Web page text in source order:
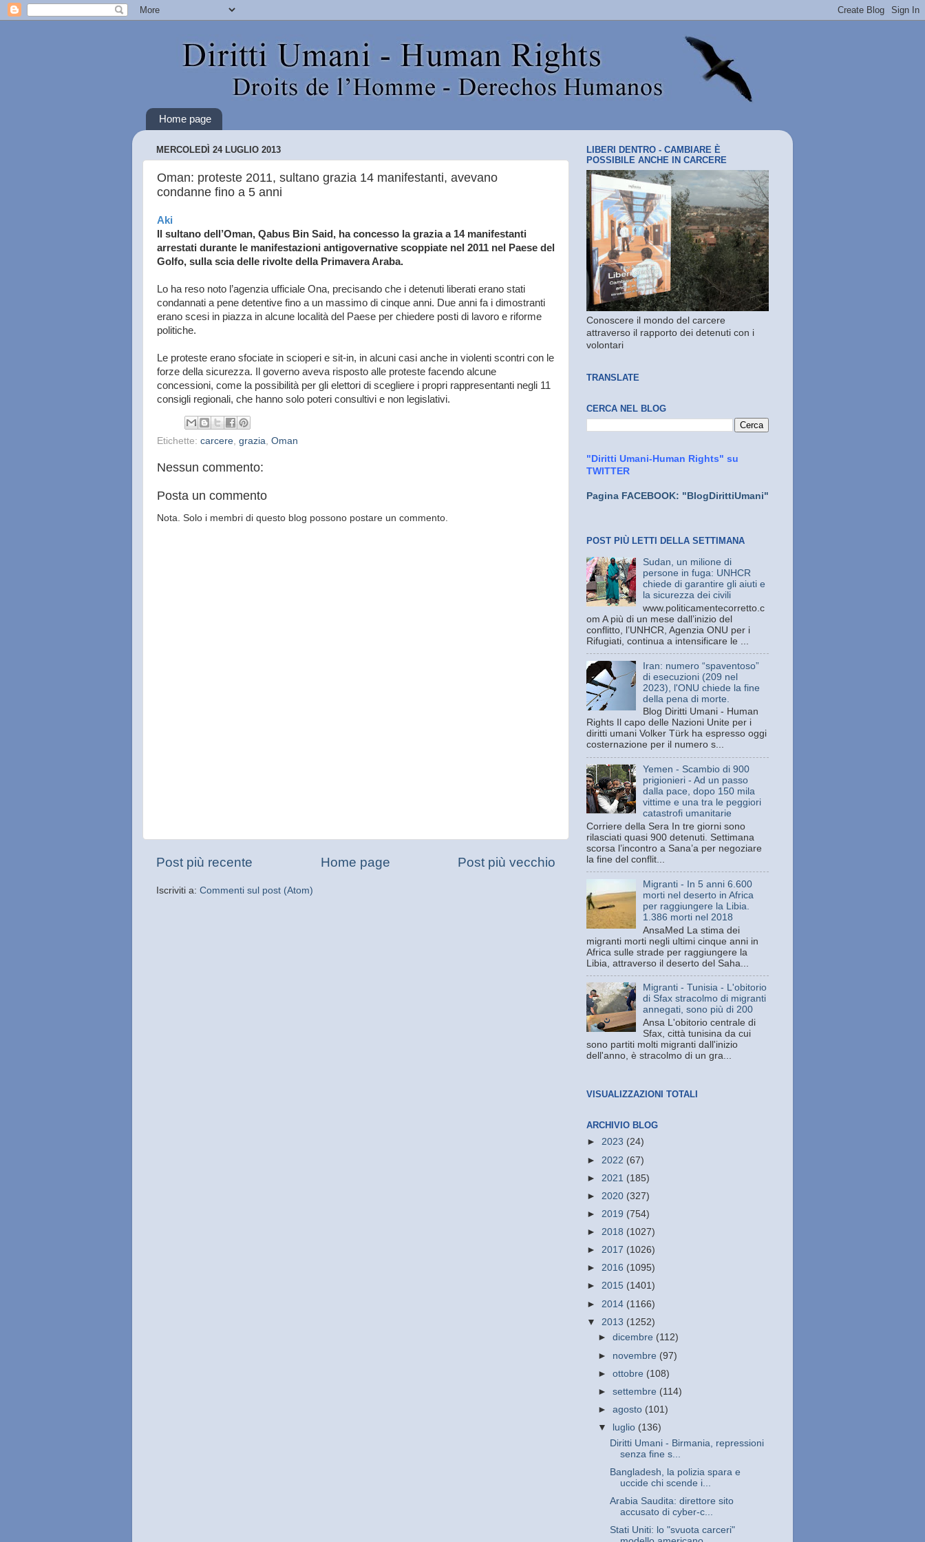
Home page
MERCOLEDÌ 24 LUGLIO 2013
Oman: proteste 2011, sultano grazia 14 manifestanti, avevano
condanne fino a 5 anni
Aki
Il sultano dell’Oman, Qabus Bin Said, ha concesso la grazia a 14 manifestanti
arrestati durante le manifestazioni antigovernative scoppiate nel 2011 nel Paese del
Golfo, sulla scia delle rivolte della Primavera Araba.
Lo ha reso noto l’agenzia ufficiale Ona, precisando che i detenuti liberati erano stati
condannati a pene detentive fino a un massimo di cinque anni. Due anni fa i dimostranti
erano scesi in piazza in alcune località del Paese per chiedere posti di lavoro e riforme
politiche.
Le proteste erano sfociate in scioperi e sit-in, in alcuni casi anche in violenti scontri con le
forze della sicurezza. Il governo aveva risposto alle proteste facendo alcune
concessioni, come la possibilità per gli elettori di scegliere i propri rappresentanti negli 11
consigli regionali, che hanno solo poteri consultivi e non legislativi.
Etichette: carcere grazia Oman
Nessun commento:
Posta un commento
Nota. Solo i membri di questo blog possono postare un commento.
Post più recente Post più vecchio
Home page
Iscriviti a: Commenti sul post (Atom)
LIBERI DENTRO - CAMBIARE È
POSSIBILE ANCHE IN CARCERE
Conoscere il mondo del carcere
attraverso il rapporto dei detenuti con i
volontari
TRANSLATE
CERCA NEL BLOG
"Diritti Umani-Human Rights" su
TWITTER
Pagina FACEBOOK: "BlogDirittiUmani"
POST PIÙ LETTI DELLA SETTIMANA
Sudan, un milione di
persone in fuga: UNHCR
chiede di garantire gli aiuti e
la sicurezza dei civili
www.politicamentecorretto.c
om A più di un mese dall’inizio del
conflitto, l’UNHCR, Agenzia ONU per i
Rifugiati, continua a intensificare le ...
Iran: numero “spaventoso”
di esecuzioni (209 nel
2023), l'ONU chiede la fine
della pena di morte.
Blog Diritti Umani - Human
Rights Il capo delle Nazioni Unite per i
diritti umani Volker Türk ha espresso oggi
costernazione per il numero s...
Yemen - Scambio di 900
prigionieri - Ad un passo
dalla pace, dopo 150 mila
vittime e una tra le peggiori
catastrofi umanitarie
Corriere della Sera In tre giorni sono
rilasciati quasi 900 detenuti. Settimana
scorsa l’incontro a Sana’a per negoziare
la fine del conflit...
Migranti - In 5 anni 6.600
morti nel deserto in Africa
per raggiungere la Libia.
1.386 morti nel 2018
AnsaMed La stima dei
migranti morti negli ultimi cinque anni in
Africa sulle strade per raggiungere la
Libia, attraverso il deserto del Saha...
Migranti - Tunisia - L'obitorio
di Sfax stracolmo di migranti
annegati, sono più di 200
Ansa L'obitorio centrale di
Sfax, città tunisina da cui
sono partiti molti migranti dall'inizio
dell'anno, è stracolmo di un gra...
VISUALIZZAZIONI TOTALI
ARCHIVIO BLOG
► 2023 (24)
► 2022 (67)
► 2021 (185)
► 2020 (327)
► 2019 (754)
► 2018 (1027)
► 2017 (1026)
► 2016 (1095)
► 2015 (1401)
► 2014 (1166)
▼ 2013 (1252)
►dicembre (112)
► novembre (97)
►ottobre (108)
►settembre (114)
►agosto (101)
▼
luglio (136)
Diritti Umani - Birmania, repressioni
senza fine s...
Bangladesh, la polizia spara e
uccide chi scende i...
Arabia Saudita: direttore sito
accusato di cyber-c...
Stati Uniti: lo "svuota carceri"